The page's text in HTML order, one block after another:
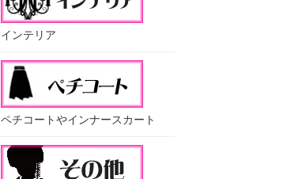
インテリア
ペチコートやインナースカート